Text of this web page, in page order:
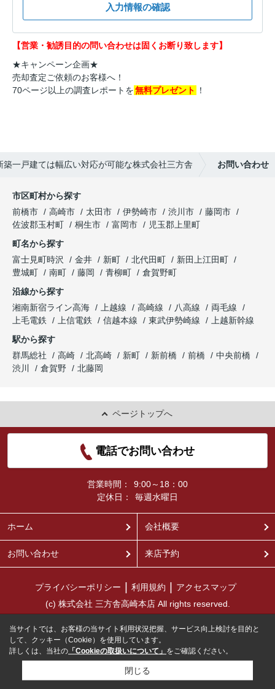
入力情報の確認
【営業・勧誘目的の問い合わせは固くお断り致します】
★キャンペーン企画★
売却査定ご依頼のお客様へ！
70ページ以上の調査レポートを無料プレゼント ！
築一戸建ては幅広い対応が可能な株式会社三方舎 お問い合わせ
市区町村から探す
前橋市
高崎市 太田市 伊勢崎市 渋川市
藤岡市
佐波郡玉村町
桐生市 富岡市
児玉郡上里町
町名から探す
富士見町時沢
金井 新町 北代田町
新田上江田町
豊城町
南町 藤岡 青柳町
倉賀野町
沿線から探す
湘南新宿ライン高海
上越線 高崎線 八高線
両毛線
上毛電鉄
上信電鉄 信越本線 東武伊勢崎線
上越新幹線
駅から探す
群馬総社
高崎 北高崎 新町 新前橋 前橋
中央前橋
渋川
倉賀野 北藤岡
ページトップへ
電話でお問い合わせ
営業時間：
9:00～18：00
定休日：
毎週水曜日
ホーム 会社概要
お問い合わせ 来店予約
プライバシーポリシー 利用規約
アクセスマップ
(c) 株式会社 三方舎高崎本店 All rights reserved.
当サイトでは、お客様の当サイト利用状況把握、サービス向上検討を目的と
して、クッキー（Cookie）を使用しています。
詳しくは、当社の 「Cookieの取扱いについて」 をご確認ください。
閉じる